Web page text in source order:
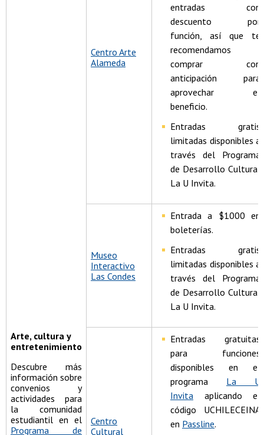
Arte, cultura y
entretenimiento
Descubre más
información sobre
convenios y
actividades para
la comunidad
estudiantil en el
Programa de
Centro Arte
Alameda
entradas con
descuento por
función, así que te
recomendamos
comprar con
anticipación para
aprovechar el
beneficio.
Entradas gratis
limitadas disponibles a
través del Programa
de Desarrollo Cultural
La U Invita.
Museo
Interactivo
Las Condes
Entrada a $1000 en
boleterías.
Entradas gratis
limitadas disponibles a
través del Programa
de Desarrollo Cultural
La U Invita.
Centro
Cultural
Entradas gratuitas
para funciones
disponibles en el
programa La U
Invita aplicando el
código UCHILECEINA
en Passline.